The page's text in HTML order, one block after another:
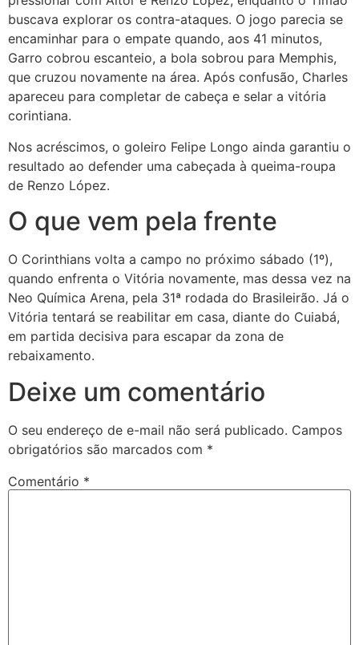
buscava explorar os contra-ataques. O jogo parecia se
encaminhar para o empate quando, aos 41 minutos,
Garro cobrou escanteio, a bola sobrou para Memphis,
que cruzou novamente na área. Após confusão, Charles
apareceu para completar de cabeça e selar a vitória
corintiana.
Nos acréscimos, o goleiro Felipe Longo ainda garantiu o
resultado ao defender uma cabeçada à queima-roupa
de Renzo López.
O que vem pela frente
O Corinthians volta a campo no próximo sábado (1º),
quando enfrenta o Vitória novamente, mas dessa vez na
Neo Química Arena, pela 31ª rodada do Brasileirão. Já o
Vitória tentará se reabilitar em casa, diante do Cuiabá,
em partida decisiva para escapar da zona de
rebaixamento.
Deixe um comentário
O seu endereço de e-mail não será publicado. Campos
obrigatórios são marcados com *
Comentário *